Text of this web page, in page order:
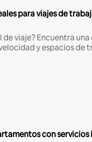
para viajes de
de viaje? Encuentra
y espacios de
con servicios